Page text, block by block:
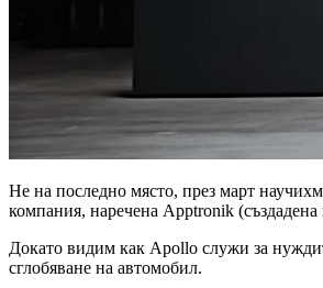
Не на последно място, през март
компания, наречена Apptronik
Докато видим как Apollo служи за
сглобяване на автомобил.